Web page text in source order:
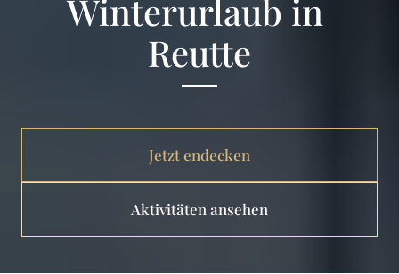
Winterurlaub in
Reutte
Jetzt endecken
Aktivitäten ansehen